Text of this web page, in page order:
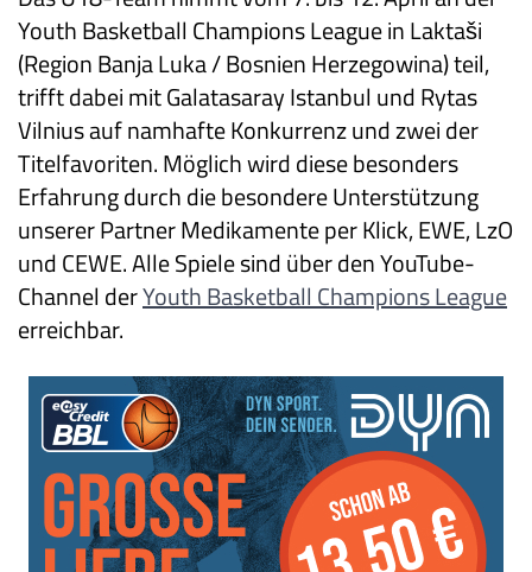
Youth Basketball Champions League in Laktaši
(Region Banja Luka / Bosnien Herzegowina) teil,
trifft dabei mit Galatasaray Istanbul und Rytas
Vilnius auf namhafte Konkurrenz und zwei der
Titelfavoriten. Möglich wird diese besonders
Erfahrung durch die besondere Unterstützung
unserer Partner Medikamente per Klick, EWE, LzO
und CEWE. Alle Spiele sind über den YouTube-
Channel derYouth Basketball Champions League
erreichbar.